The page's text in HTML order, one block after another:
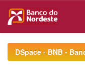
navigationDSpace - BNB -